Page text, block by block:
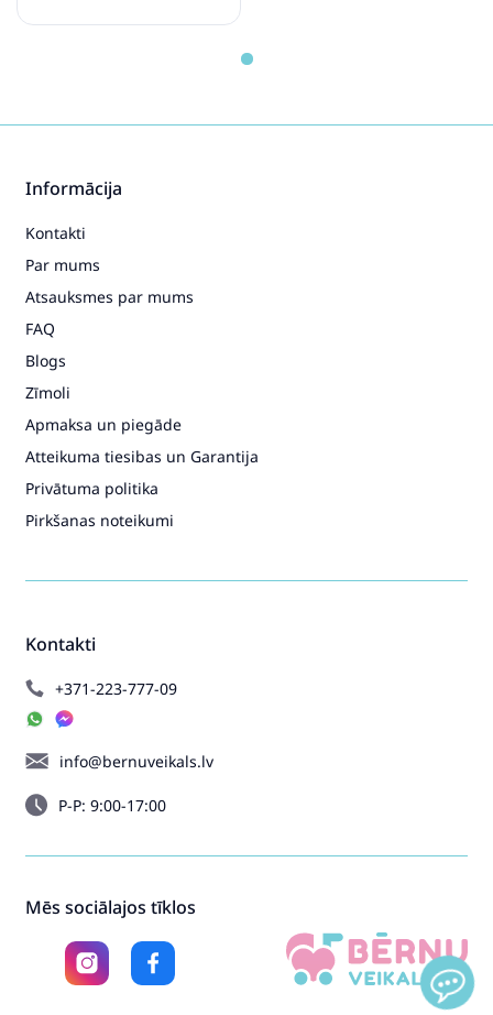
Kontakti
+371-223-777-09
info@bernuveikals.lv
P-P: 9:00-17:00
Informācija
Kontakti
Par mums
Atsauksmes par mums
FAQ
Blogs
Zīmoli
Apmaksa un piegāde
Atteikuma tiesibas un Garantija
Privātuma politika
Pirkšanas noteikumi
Mēs sociālajos tīklos